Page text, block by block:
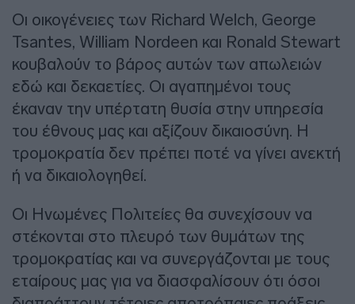
Οι οικογένειες των Richard Welch, George
Tsantes, William Nordeen και Ronald Stewart
κουβαλούν το βάρος αυτών των απωλειών
εδώ και δεκαετίες. Οι αγαπημένοι τους
έκαναν την υπέρτατη θυσία στην υπηρεσία
του έθνους μας και αξίζουν δικαιοσύνη. Η
τρομοκρατία δεν πρέπει ποτέ να γίνει ανεκτή
ή να δικαιολογηθεί.
Οι Ηνωμένες Πολιτείες θα συνεχίσουν να
στέκονται στο πλευρό των θυμάτων της
τρομοκρατίας και να συνεργάζονται με τους
εταίρους μας για να διασφαλίσουν ότι όσοι